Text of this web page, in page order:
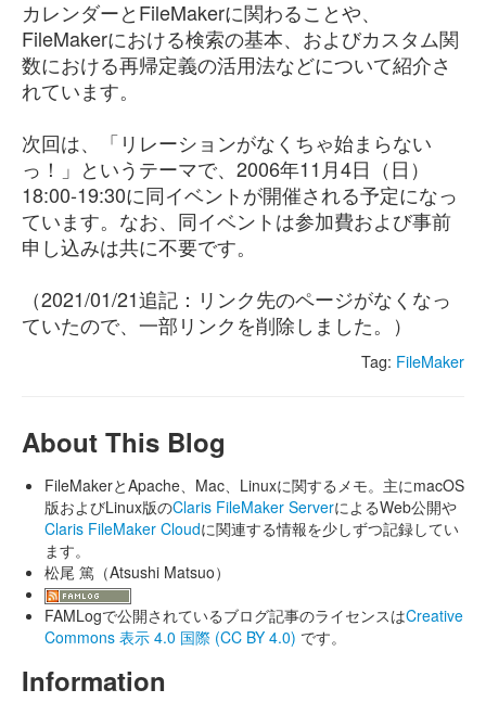
カレンダーとFileMakerに関わることや、
FileMakerにおける検索の基本、およびカスタム関
数における再帰定義の活用法などについて紹介さ
れています。
次回は、「リレーションがなくちゃ始まらない
っ！」というテーマで、2006年11月4日（日）
18:00-19:30に同イベントが開催される予定になっ
ています。なお、同イベントは参加費および事前
申し込みは共に不要です。
（2021/01/21追記：リンク先のページがなくなっ
ていたので、一部リンクを削除しました。）
Tag: FileMaker
About This Blog
FileMakerとApache、Mac、Linuxに関するメモ。主にmacOS
版およびLinux版のClaris FileMaker ServerによるWeb公開や
Claris FileMaker Cloudに関連する情報を少しずつ記録してい
ます。
松尾 篤（Atsushi Matsuo）
FAMLogで公開されているブログ記事のライセンスはCreative
Commons 表示 4.0 国際 (CC BY 4.0) です。
Information